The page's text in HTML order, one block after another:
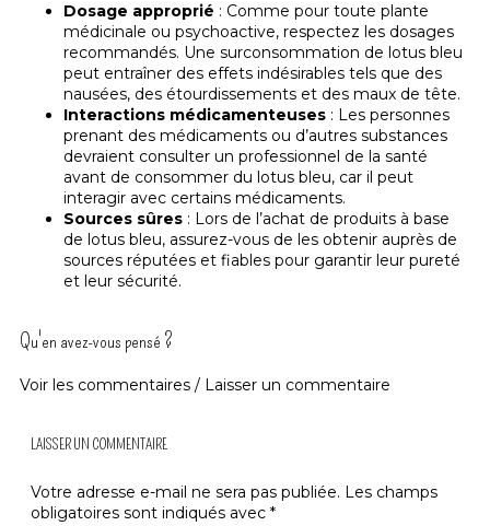
Dosage approprié : Comme pour toute plante
médicinale ou psychoactive, respectez les dosages
recommandés. Une surconsommation de lotus bleu
peut entraîner des effets indésirables tels que des
nausées, des étourdissements et des maux de tête.
Interactions médicamenteuses : Les personnes
prenant des médicaments ou d’autres substances
devraient consulter un professionnel de la santé
avant de consommer du lotus bleu, car il peut
interagir avec certains médicaments.
Sources sûres : Lors de l’achat de produits à base
de lotus bleu, assurez-vous de les obtenir auprès de
sources réputées et fiables pour garantir leur pureté
et leur sécurité.
Qu'en avez-vous pensé ?
Voir les commentaires / Laisser un commentaire
LAISSER UN COMMENTAIRE
Votre adresse e-mail ne sera pas publiée. Les champs
obligatoires sont indiqués avec *